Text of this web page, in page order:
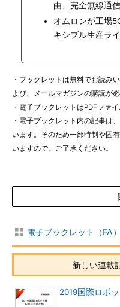
由、完全無線通
オムロンが工場
キシブル生産ラ
・ブックレットは無料でお読み
よび、メールマガジンの購読が必
・電子ブックレットはPDFファ
・電子ブックレット内の記事は
います。そのため一部時制や固
いますので、ご了承ください。
電子ブックレット（FA
新しい連載
2019国際ロボ